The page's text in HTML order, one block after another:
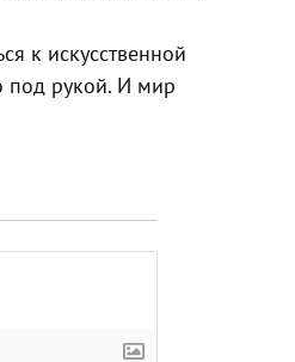
к искусственной
под рукой. И мир